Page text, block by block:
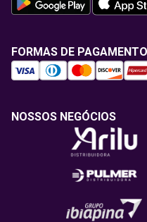
FORMAS DE PAGAMENTO
NOSSOS NEGÓCIOS